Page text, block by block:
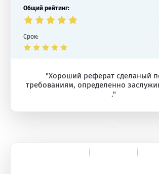
Общий рейтинг:
Срок:
"Хороший реферат сделаный
требованиям, определенно
."